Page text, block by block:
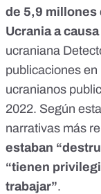
de 5,9 millones
Ucraniaa
ucraniana
publicaciones
ucranianos
2022. Según
narrativas más
estaban
“tienen
trabajar”.